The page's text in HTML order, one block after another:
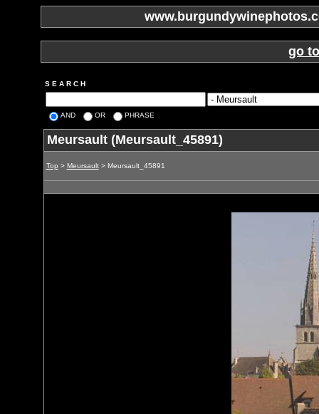
go
S E A R C H
AND OR PHRASE
Meursault (Meursault_45891)
Top > Meursault> Meursault_45891